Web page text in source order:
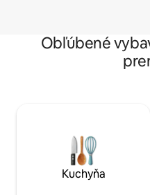
Obľúbené
Kuchyňa